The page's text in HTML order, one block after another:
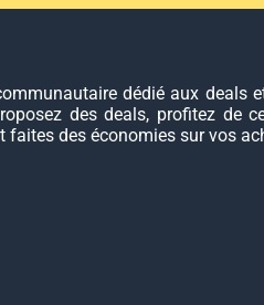
dédié aux deals
des deals, profitez de
faites des économies sur vos